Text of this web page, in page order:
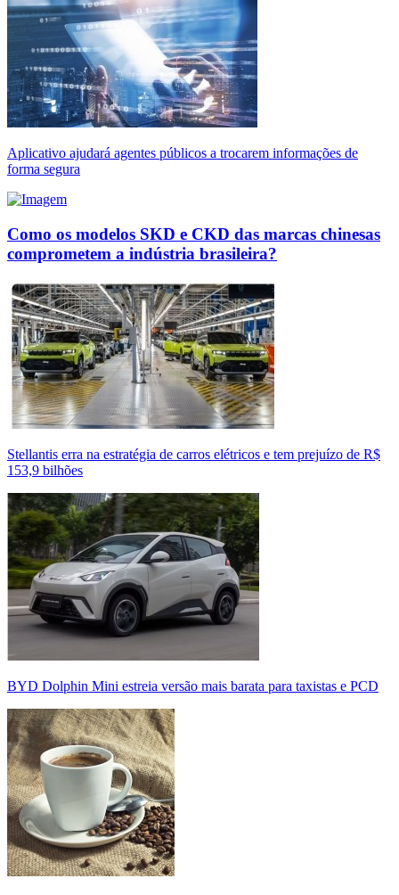
Aplicativo ajudará agentes públicos a trocarem informações de
forma segura
Como os modelos SKD e CKD das marcas chinesas
comprometem a indústria brasileira?
Stellantis erra na estratégia de carros elétricos e tem prejuízo de R$
153,9 bilhões
BYD Dolphin Mini estreia versão mais barata para taxistas e PCD